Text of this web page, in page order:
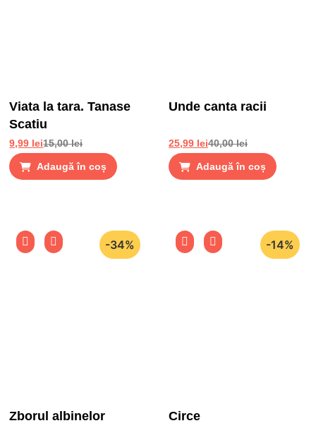
Viata la tara. Tanase
Scatiu
15,00lei
9,99 lei
Adaugă în coș
Unde canta racii
40,00lei
25,99 lei
Adaugă în coș
-34%
Zborul albinelor
-14%
Circe